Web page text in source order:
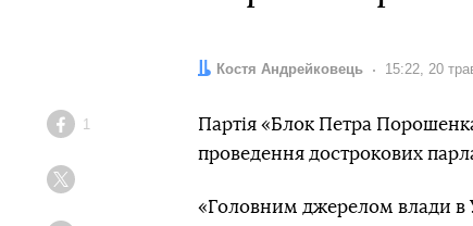
Автор:
Костя Андрейковець Дата:
15:22, 20
Facebook
1
Партія «Блок Петра
проведення дострокових
«Головним джерелом влади в